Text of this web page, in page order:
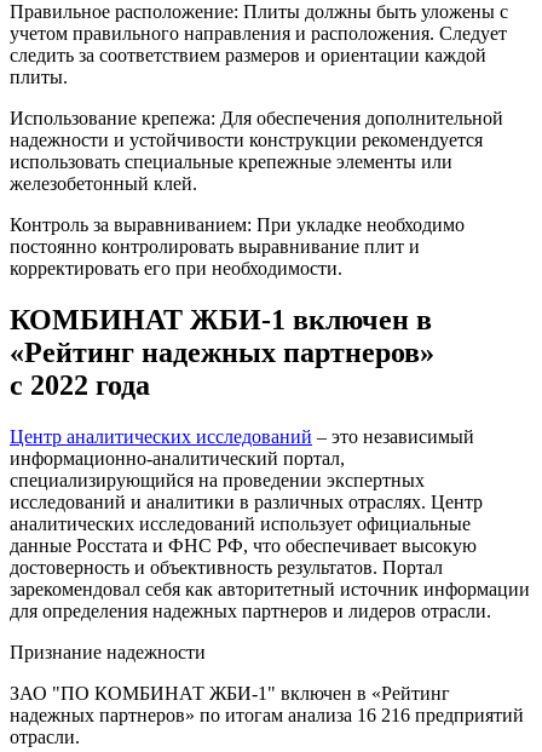
Правильное расположение: Плиты должны быть уложены с
учетом правильного направления и расположения. Следует
следить за соответствием размеров и ориентации каждой
плиты.
Использование крепежа: Для обеспечения дополнительной
надежности и устойчивости конструкции рекомендуется
использовать специальные крепежные элементы или
железобетонный клей.
Контроль за выравниванием: При укладке необходимо
постоянно контролировать выравнивание плит и
корректировать его при необходимости.
КОМБИНАТ ЖБИ-1 включен в
«Рейтинг надежных партнеров»
с 2022 года
Центр аналитических исследований – это независимый
информационно-аналитический портал,
специализирующийся на проведении экспертных
исследований и аналитики в различных отраслях. Центр
аналитических исследований использует официальные
данные Росстата и ФНС РФ, что обеспечивает высокую
достоверность и объективность результатов. Портал
зарекомендовал себя как авторитетный источник информации
для определения надежных партнеров и лидеров отрасли.
Признание надежности
ЗАО "ПО КОМБИНАТ ЖБИ-1" включен в «Рейтинг
надежных партнеров» по итогам анализа 16 216 предприятий
отрасли.